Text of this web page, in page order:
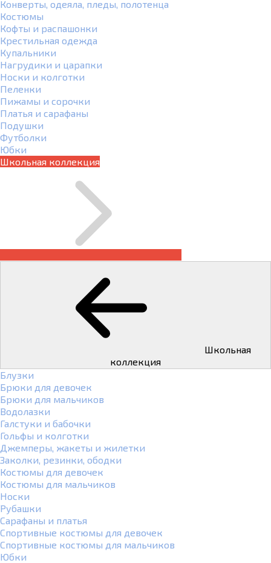
Конверты, одеяла, пледы, полотенца
Костюмы
Кофты и распашонки
Крестильная одежда
Купальники
Нагрудики и царапки
Носки и колготки
Пеленки
Пижамы и сорочки
Платья и сарафаны
Подушки
Футболки
Юбки
Школьная коллекция
коллекция
Блузки
Брюки для девочек
Брюки для мальчиков
Водолазки
Галстуки и бабочки
Гольфы и колготки
Джемперы, жакеты и жилетки
Заколки, резинки, ободки
Костюмы для девочек
Костюмы для мальчиков
Носки
Рубашки
Сарафаны и платья
Спортивные костюмы для девочек
Спортивные костюмы для мальчиков
Юбки